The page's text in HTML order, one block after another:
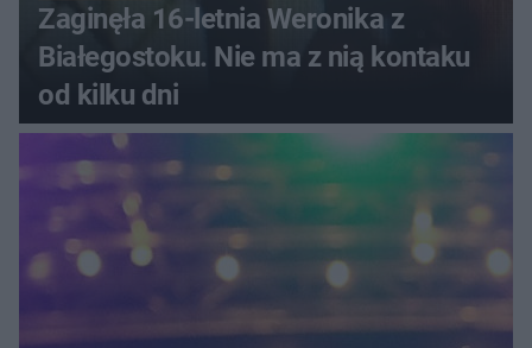
Zaginęła 16-letnia Weronika z
Białegostoku. Nie ma z nią kontaku
od kilku dni